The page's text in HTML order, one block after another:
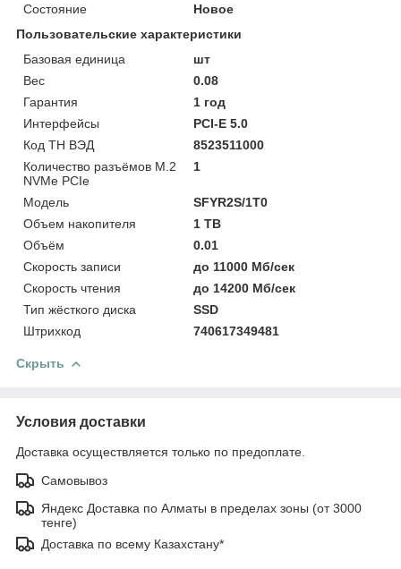
Состояние
Новое
Пользовательские характеристики
Базовая единица
шт
Вес
0.08
Гарантия
1 год
Интерфейсы
PCI-E 5.0
Код ТН ВЭД
8523511000
Количество разъёмов M.2
NVMe PCIe
1
Модель
SFYR2S/1T0
Объем накопителя
1 TB
Объём
0.01
Скорость записи
до 11000 Мб/сек
Скорость чтения
до 14200 Мб/сек
Тип жёсткого диска
SSD
Штрихкод
740617349481
Скрыть
Условия доставки
Доставка осуществляется только по предоплате.
Самовывоз
Яндекс Доставка по Алматы в пределах зоны (от 3000
тенге)
Доставка по всему Казахстану*